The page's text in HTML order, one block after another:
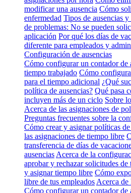
modificar una ausencia Cómo
enfermedad Tipos de ausencias
de problemas: No se pueden
aplicación Por qué los días de
diferente para empleados y
Configuración de ausencias
Cómo configurar un contador de
tiempo trabajado Cómo
para el tiempo adicional ¿Qué
política de ausencias? Qué pasa
incluyen más de un ciclo Sobre
Acerca de las asignaciones de
Preguntas frecuentes sobre la
Cómo crear y asignar políticas de
las asignaciones de tiempo libre
transferencia de días de
ausencias Acerca de la
aprobar y rechazar solicitudes
y asignar tiempo libre Cómo
libre de tus empleados Acerca de
Cómo configurar un contador de